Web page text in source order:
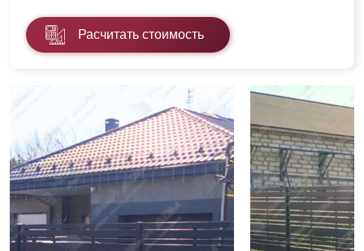
Расчитать стоимость